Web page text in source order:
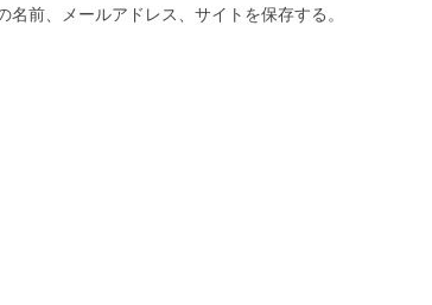
前、メールアドレス、サイトを保存する。